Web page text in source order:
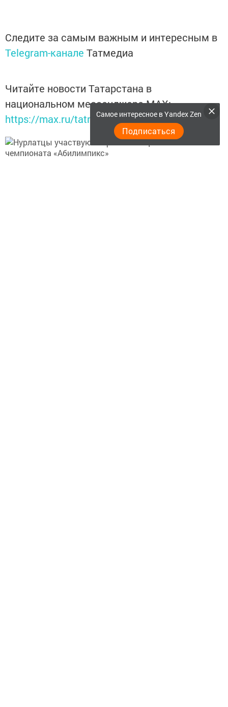
Следите за самым важным и интересным в
Telegram-канале Татмедиа
Читайте новости Татарстана в
национальном мессенджере MАХ:
https://max.ru/tatmediaСамое интересное в Yandex Zen
Подписаться